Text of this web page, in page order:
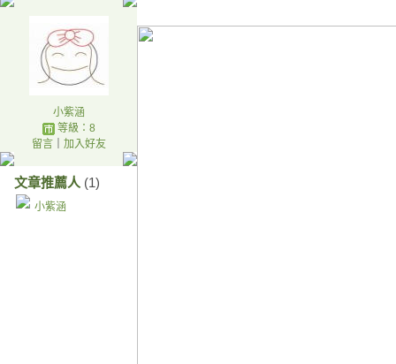
小紫涵
等級：8
留言｜ 加入好友
文章推薦人 (1)
小紫涵